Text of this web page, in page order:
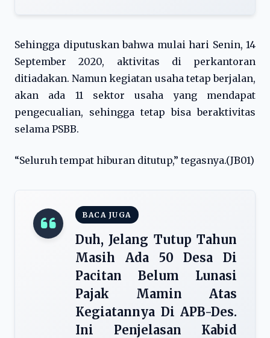
Sehingga diputuskan bahwa mulai hari Senin, 14
September 2020, aktivitas di perkantoran
ditiadakan. Namun kegiatan usaha tetap berjalan,
akan ada 11 sektor usaha yang mendapat
pengecualian, sehingga tetap bisa beraktivitas
selama PSBB.
“Seluruh tempat hiburan ditutup,” tegasnya.(JB01)
BACA JUGA
Duh, Jelang Tutup Tahun
Masih Ada 50 Desa Di
Pacitan Belum Lunasi
Pajak Mamin Atas
Kegiatannya Di APB-Des.
Ini Penjelasan Kabid